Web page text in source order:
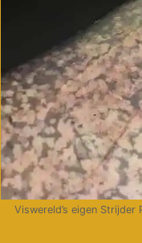
Viswereld’s eigen